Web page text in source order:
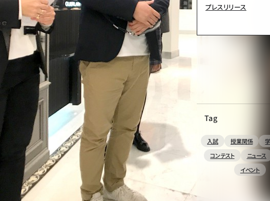
プレスリリース
Tag
入試 授業関係
コンテスト
ニュース
イベント